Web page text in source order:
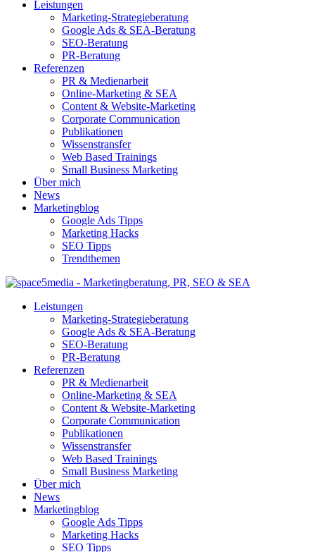
Leistungen
Marketing-Strategieberatung
Google Ads & SEA-Beratung
SEO-Beratung
PR-Beratung
Referenzen
PR & Medienarbeit
Online-Marketing & SEA
Content & Website-Marketing
Corporate Communication
Publikationen
Wissenstransfer
Web Based Trainings
Small Business Marketing
Über mich
News
Marketingblog
Google Ads Tipps
Marketing Hacks
SEO Tipps
Trendthemen
Leistungen
Marketing-Strategieberatung
Google Ads & SEA-Beratung
SEO-Beratung
PR-Beratung
Referenzen
PR & Medienarbeit
Online-Marketing & SEA
Content & Website-Marketing
Corporate Communication
Publikationen
Wissenstransfer
Web Based Trainings
Small Business Marketing
Über mich
News
Marketingblog
Google Ads Tipps
Marketing Hacks
SEO Tipps